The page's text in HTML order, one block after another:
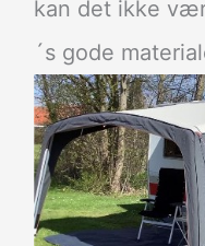
kan det ikke
´s gode